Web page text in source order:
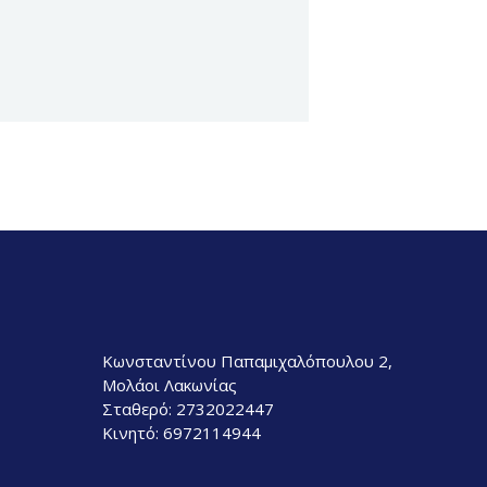
Κωνσταντίνου Παπαμιχαλόπουλου 2,
Μολάοι Λακωνίας
Σταθερό: 2732022447
Κινητό: 6972114944